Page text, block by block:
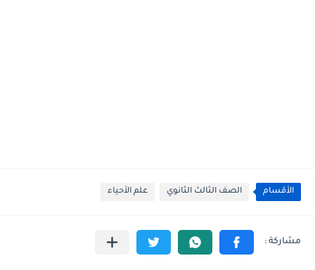
الأقسام الصف الثالث الثانوي علم الأحياء